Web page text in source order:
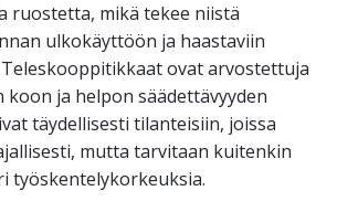
ruostetta, mikä tekee niistä
ulkokäyttöön ja haastaviin
ovat arvostettuja
ja helpon säädettävyyden
täydellisesti tilanteisiin, joissa
mutta tarvitaan kuitenkin
työskentelykorkeuksia.